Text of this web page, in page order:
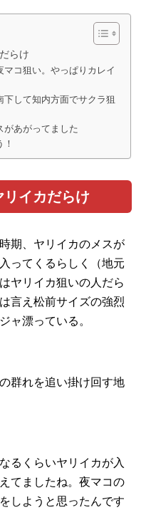
らけ
コ狙い。やっぱりカレイ
下して知内方面でサクラ狙
があがってました
イカだらけ
期、ヤリイカのメスが
ってくるらしく（地元
ヤリイカ狙いの人だら
言え松前サイズの強烈
ャ漂っている。
群れを追い掛け回す地
るくらいヤリイカが入
てましたね。夜マコの
しようと思ったんです